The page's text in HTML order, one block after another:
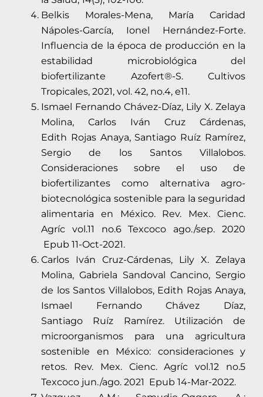
Belkis Morales-Mena, María Caridad
Nápoles-García, Ionel Hernández-Forte.
Influencia de la época de producción en la
estabilidad microbiológica del
biofertilizante Azofert®-S. Cultivos
Tropicales, 2021, vol. 42, no.4, e11.
Ismael Fernando Chávez-Díaz, Lily X. Zelaya
Molina, Carlos Iván Cruz Cárdenas,
Edith Rojas Anaya, Santiago Ruíz Ramírez,
Sergio de los Santos Villalobos.
Consideraciones sobre el uso de
biofertilizantes como alternativa agro-
biotecnológica sostenible para la seguridad
alimentaria en México. Rev. Mex. Cienc.
Agríc vol.11 no.6 Texcoco ago./sep. 2020
Epub 11-Oct-2021.
Carlos Iván Cruz-Cárdenas, Lily X. Zelaya
Molina, Gabriela Sandoval Cancino, Sergio
de los Santos Villalobos, Edith Rojas Anaya,
Ismael Fernando Chávez Díaz,
Santiago Ruíz Ramírez. Utilización de
microorganismos para una agricultura
sostenible en México: consideraciones y
retos. Rev. Mex. Cienc. Agríc vol.12 no.5
Texcoco jun./ago. 2021 Epub 14-Mar-2022.